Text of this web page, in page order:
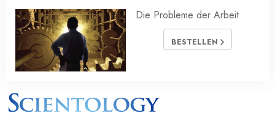
Die Probleme der Arbeit
BESTELLEN